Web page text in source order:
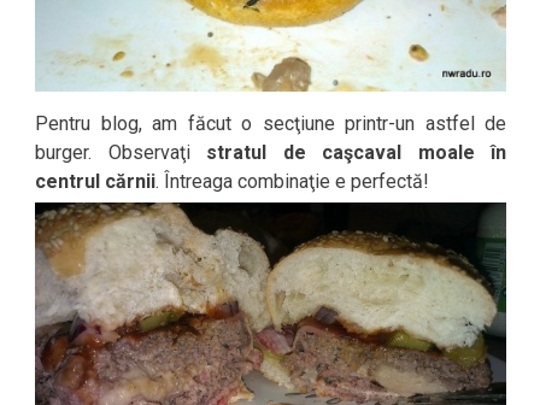
Pentru blog, am făcut o secţiune printr-un astfel de
burger. Observaţi stratul de caşcaval moale în
centrul cărnii. Întreaga combinaţie e perfectă!